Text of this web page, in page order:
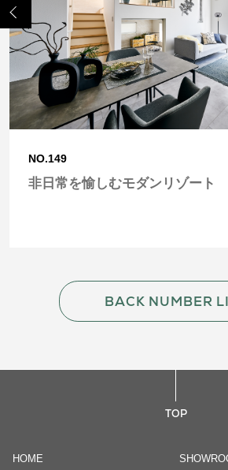
Previo
us
NO.149
非日常を愉しむモダンリゾート
BACK NUMBER
TOP
HOME